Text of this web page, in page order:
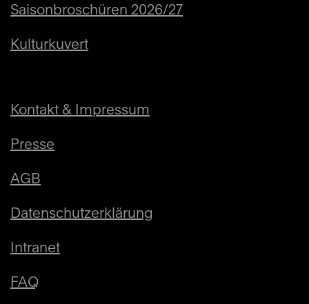
Saisonbroschüren 2026/27
Kulturkuvert
Kontakt & Impressum
Presse
AGB
Datenschutzerklärung
Intranet
FAQ